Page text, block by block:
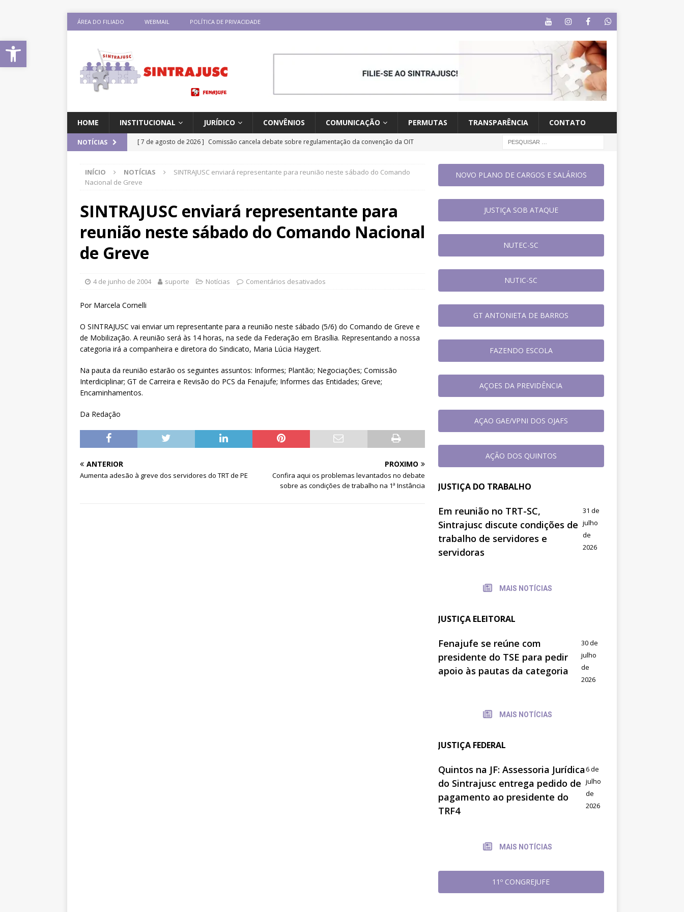
Abrir a barra de ferramentas
ÁREA DO FILIADO WEBMAIL POLÍTICA DE PRIVACIDADE
HOME INSTITUCIONAL JURÍDICO CONVÊNIOS COMUNICAÇÃO PERMUTAS TRANSPARÊNCIA CONTATO
NOTÍCIAS [ 7 de agosto de 2026 ] Comissão cancela debate sobre regulamentação da convenção da OIT
[ 7 de agosto de 2026 ] Salário e carreira: CNJ aprova proposta orçamentária para 2027 com
DESTAQUES
[ 6 de agosto de 2026 ] Sintrajusc participará do 20º Encontro Nacional de Aposentados e
CNJ para tratar da retomada dos trabalhos
DESTAQUES
INÍCIO NOTÍCIAS
SINTRAJUSC enviará representante para reunião neste sábado do Comando
Nacional de Greve
SINTRAJUSC enviará representante para
reunião neste sábado do Comando Nacional
de Greve
4 de junho de 2004 suporte Notícias Comentários desativados
Por Marcela Cornelli
O SINTRAJUSC vai enviar um representante para a reunião neste sábado (5/6) do Comando de Greve e
de Mobilização. A reunião será às 14 horas, na sede da Federação em Brasília. Representando a nossa
categoria irá a companheira e diretora do Sindicato, Maria Lúcia Haygert.
Na pauta da reunião estarão os seguintes assuntos: Informes; Plantão; Negociações; Comissão
Interdiciplinar; GT de Carreira e Revisão do PCS da Fenajufe; Informes das Entidades; Greve;
Encaminhamentos.
Da Redação
ANTERIOR
Aumenta adesão à greve dos servidores do TRT de PE
PRÓXIMO
Confira aqui os problemas levantados no debate
sobre as condições de trabalho na 1ª Instância
NOVO PLANO DE CARGOS E SALÁRIOS
JUSTIÇA SOB ATAQUE
NUTEC-SC
NUTIC-SC
GT ANTONIETA DE BARROS
FAZENDO ESCOLA
AÇOES DA PREVIDÊNCIA
AÇAO GAE/VPNI DOS OJAFS
AÇÃO DOS QUINTOS
JUSTIÇA DO TRABALHO
Em reunião no TRT-SC,
Sintrajusc discute condições de
trabalho de servidores e
servidoras
31 de
julho
de
2026
MAIS NOTÍCIAS
JUSTIÇA ELEITORAL
Fenajufe se reúne com
presidente do TSE para pedir
apoio às pautas da categoria
30 de
julho
de
2026
MAIS NOTÍCIAS
JUSTIÇA FEDERAL
Quintos na JF: Assessoria Jurídica
do Sintrajusc entrega pedido de
pagamento ao presidente do
TRF4
6 de
julho
de
2026
MAIS NOTÍCIAS
11º CONGREJUFE